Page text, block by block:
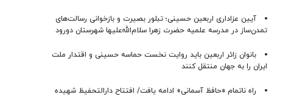
آیین عزاداری اربعین حسینی؛ تبلور بصیرت و بازخوانی رسالت‌های
تمدن‌ساز در مدرسه علمیه حضرت زهرا سلام‌الله‌علیها شهرستان دورود
بانوان زائر اربعین باید روایت نخست حماسه حسینی و اقتدار ملت
ایران را به جهان منتقل کنند
راه ناتمام «حافظ آسمانی» ادامه یافت/ افتتاح دارالتحفیظ شهیده